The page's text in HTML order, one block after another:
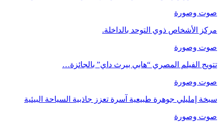
صوت وصورة
مركز الأشخاص ذوي التوحد بالداخلة.
صوت وصورة
تتويج الفيلم المصري “هابي بيرث داي” بالجائزة…
صوت وصورة
سبخة إمليلي جوهرة طبيعية آسرة تعزز جاذبية السياحة البيئية
صوت وصورة